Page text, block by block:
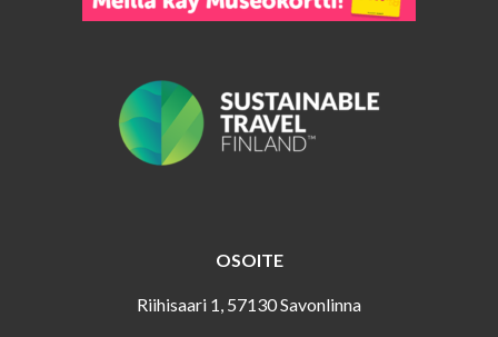
OSOITE
Riihisaari 1, 57130 Savonlinna